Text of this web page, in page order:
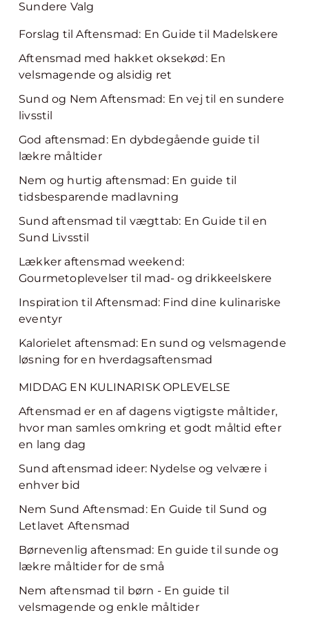
Sundere Valg
Forslag til Aftensmad: En Guide til Madelskere
Aftensmad med hakket oksekød: En
velsmagende og alsidig ret
Sund og Nem Aftensmad: En vej til en sundere
livsstil
God aftensmad: En dybdegående guide til
lækre måltider
Nem og hurtig aftensmad: En guide til
tidsbesparende madlavning
Sund aftensmad til vægttab: En Guide til en
Sund Livsstil
Lækker aftensmad weekend:
Gourmetoplevelser til mad- og drikkeelskere
Inspiration til Aftensmad: Find dine kulinariske
eventyr
Kalorielet aftensmad: En sund og velsmagende
løsning for en hverdagsaftensmad
MIDDAG EN KULINARISK OPLEVELSE
Aftensmad er en af dagens vigtigste måltider,
hvor man samles omkring et godt måltid efter
en lang dag
Sund aftensmad ideer: Nydelse og velvære i
enhver bid
Nem Sund Aftensmad: En Guide til Sund og
Letlavet Aftensmad
Børnevenlig aftensmad: En guide til sunde og
lækre måltider for de små
Nem aftensmad til børn - En guide til
velsmagende og enkle måltider